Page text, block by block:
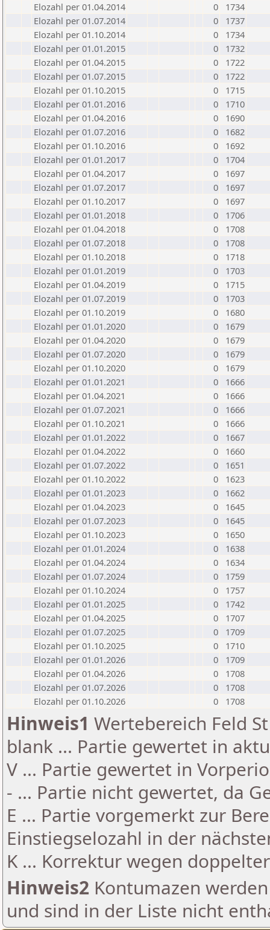
Elozahl per 01.04.2014
0
1734
Elozahl per 01.07.2014
0
1737
Elozahl per 01.10.2014
0
1734
Elozahl per 01.01.2015
0
1732
Elozahl per 01.04.2015
0
1722
Elozahl per 01.07.2015
0
1722
Elozahl per 01.10.2015
0
1715
Elozahl per 01.01.2016
0
1710
Elozahl per 01.04.2016
0
1690
Elozahl per 01.07.2016
0
1682
Elozahl per 01.10.2016
0
1692
Elozahl per 01.01.2017
0
1704
Elozahl per 01.04.2017
0
1697
Elozahl per 01.07.2017
0
1697
Elozahl per 01.10.2017
0
1697
Elozahl per 01.01.2018
0
1706
Elozahl per 01.04.2018
0
1708
Elozahl per 01.07.2018
0
1708
Elozahl per 01.10.2018
0
1718
Elozahl per 01.01.2019
0
1703
Elozahl per 01.04.2019
0
1715
Elozahl per 01.07.2019
0
1703
Elozahl per 01.10.2019
0
1680
Elozahl per 01.01.2020
0
1679
Elozahl per 01.04.2020
0
1679
Elozahl per 01.07.2020
0
1679
Elozahl per 01.10.2020
0
1679
Elozahl per 01.01.2021
0
1666
Elozahl per 01.04.2021
0
1666
Elozahl per 01.07.2021
0
1666
Elozahl per 01.10.2021
0
1666
Elozahl per 01.01.2022
0
1667
Elozahl per 01.04.2022
0
1660
Elozahl per 01.07.2022
0
1651
Elozahl per 01.10.2022
0
1623
Elozahl per 01.01.2023
0
1662
Elozahl per 01.04.2023
0
1645
Elozahl per 01.07.2023
0
1645
Elozahl per 01.10.2023
0
1650
Elozahl per 01.01.2024
0
1638
Elozahl per 01.04.2024
0
1634
Elozahl per 01.07.2024
0
1759
Elozahl per 01.10.2024
0
1757
Elozahl per 01.01.2025
0
1742
Elozahl per 01.04.2025
0
1707
Elozahl per 01.07.2025
0
1709
Elozahl per 01.10.2025
0
1710
Elozahl per 01.01.2026
0
1709
Elozahl per 01.04.2026
0
1708
Elozahl per 01.07.2026
0
1708
Elozahl per 01.10.2026
0 1708
Hinweis1 Wertebereich Feld
blank ... Partie gewertet in
V ... Partie gewertet in
- ... Partie nicht gewertet, da
E ... Partie vorgemerkt zur
Einstiegselozahl in der
K ... Korrektur wegen
Hinweis2 Kontumazen
und sind in der Liste nicht